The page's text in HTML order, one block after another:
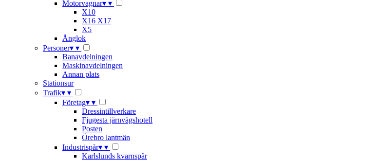
Motorvagnar▾ ▾
X10
X16 X17
X5
Ånglok
Personer▾ ▾
Banavdelningen
Maskinavdelningen
Annan plats
Stationsur
Trafik▾ ▾
Företag▾ ▾
Dressintillverkare
Fjugesta järnvägshotell
Posten
Örebro lantmän
Industrispår▾ ▾
Karlslunds kvarnspår